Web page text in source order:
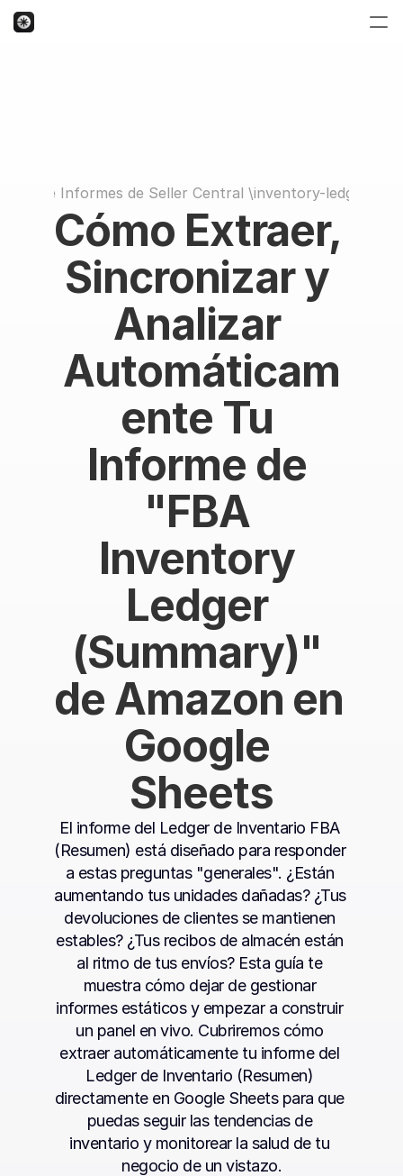
de Informes de Seller Central \inventory-ledger-
Cómo Extraer,
Sincronizar y
Analizar
Automáticam
ente Tu
Informe de
"FBA
Inventory
Ledger
(Summary)"
de Amazon en
Google
Sheets
El informe del Ledger de Inventario FBA
(Resumen) está diseñado para responder
a estas preguntas "generales". ¿Están
aumentando tus unidades dañadas? ¿Tus
devoluciones de clientes se mantienen
estables? ¿Tus recibos de almacén están
al ritmo de tus envíos? Esta guía te
muestra cómo dejar de gestionar
informes estáticos y empezar a construir
un panel en vivo. Cubriremos cómo
extraer automáticamente tu informe del
Ledger de Inventario (Resumen)
directamente en Google Sheets para que
puedas seguir las tendencias de
inventario y monitorear la salud de tu
negocio de un vistazo.